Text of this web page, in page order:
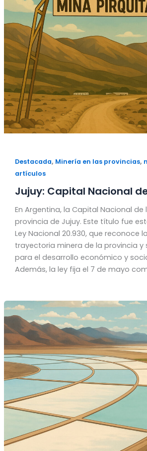
Destacada, Minería en las provincias,
artículos
Jujuy: Capital Nacional
En Argentina, la Capital Nacional de
provincia de Jujuy. Este título fue
Ley Nacional 20.930, que reconoce
trayectoria minera de la provincia y
para el desarrollo económico y
Además, la ley fija el 7 de mayo